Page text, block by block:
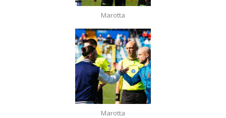
Marotta
Marotta